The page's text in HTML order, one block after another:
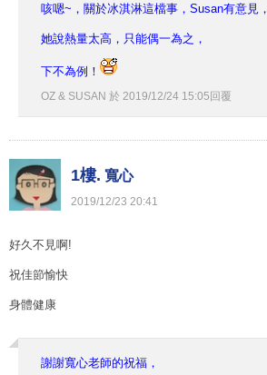
咳嗯~，關於冰淇淋這檔事，Susan有意見，
她說熱量太高，只能偶一為之，
下不為例！
OZ & SUSAN 於 2019/12/24 15:05 回覆
1樓. 寬心
2019/12/23 20:41
好久不見啊!
祝佳節愉快
身體健康
謝謝寬心老師的祝福，